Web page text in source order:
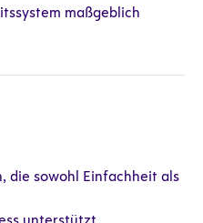
maßgeblich
die sowohl Einfachheit als